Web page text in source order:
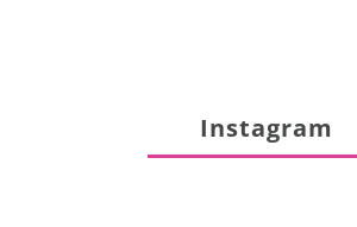
Instagram